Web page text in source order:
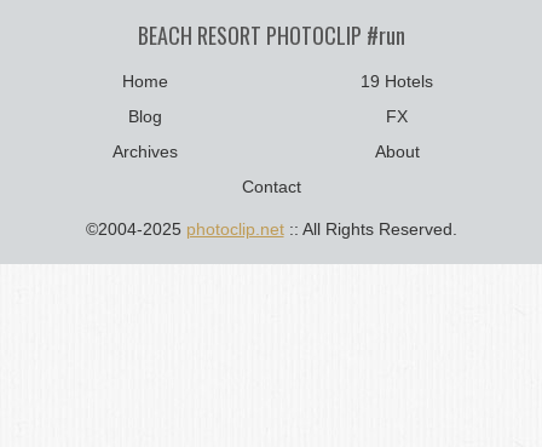
BEACH RESORT PHOTOCLIP #run
Home
19 Hotels
Blog
FX
Archives
About
Contact
©2004-2025 photoclip.net:: All Rights Reserved.